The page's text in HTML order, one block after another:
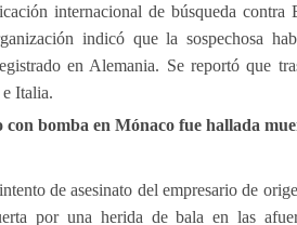
internacional de búsqueda
indicó que la sospechosa
en Alemania. Se reportó que
Italia.
con bomba en Mónaco fue hallada
de asesinato del empresario de
por una herida de bala en las